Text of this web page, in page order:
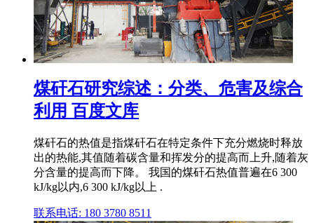
煤矸石研究综述：分类、危害及综合
利用 百度文库
煤矸石的热值是指煤矸石在特定条件下充分燃烧时释放
出的热能,其值随着碳含量和挥发分的提高而上升,随着灰
分含量的提高而下降。 我国的煤矸石热值普遍在6 300
kJ/kg以内,6 300 kJ/kg以上 .
联系电话: 180 3780 8511